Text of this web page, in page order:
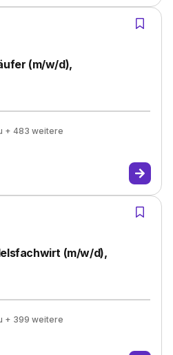
(m/w/d),
+ 483 weitere
(m/w/d),
+ 399 weitere